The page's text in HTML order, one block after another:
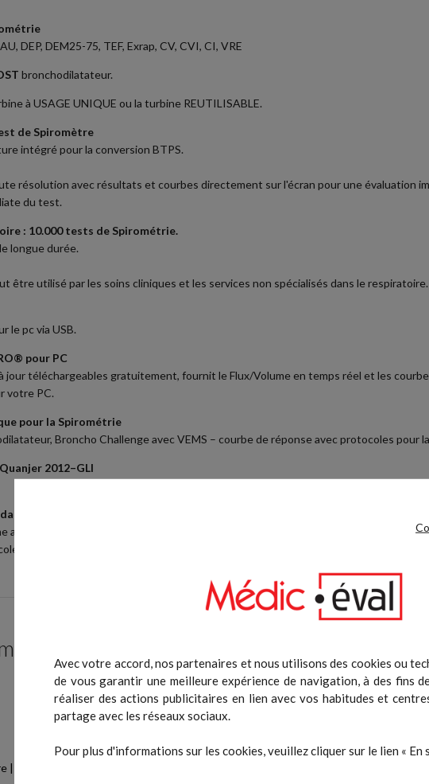
Avec votre accord, nos partenaires et nous utilisons des cookies ou
de vous garantir une meilleure expérience de navigation, à des fins
réaliser des actions publicitaires en lien avec vos habitudes et
partage avec les réseaux sociaux.
Pour plus d'informations sur les cookies, veuillez cliquer sur le lien « En
DEP, DEM25-75, TEF, Exrap, CV, CVI, CI, VRE
bronchodilatateur.
à USAGE UNIQUE ou la turbine REUTILISABLE.
de Spiromètre
intégré pour la conversion BTPS.
résolution avec résultats et courbes directement sur l'écran pour une évaluation
du test.
: 10.000 tests de Spirométrie.
longue durée.
être utilisé par les soins cliniques et les services non spécialisés dans le respiratoire.
le pc via USB.
pour PC
jour téléchargeables gratuitement, fournit le Flux/Volume en temps réel et les
votre PC.
pour la Spirométrie
Broncho Challenge avec VEMS – courbe de réponse avec protocoles pour
2012–GLI
pour le suivi facile du patient
avancée pour un accès immediat à la base de données.
de communication.
ceux de la même catégorie :
-10%